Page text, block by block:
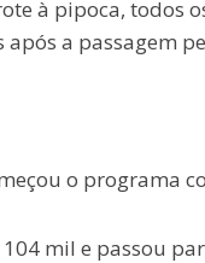
à pipoca, todos
a passagem
o programa
mil e passou